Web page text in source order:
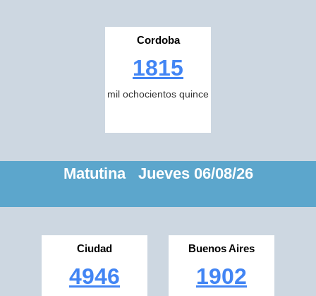
Cordoba
1815
mil ochocientos quince
Matutina Jueves 06/08/26
Ciudad
4946
Buenos Aires
1902